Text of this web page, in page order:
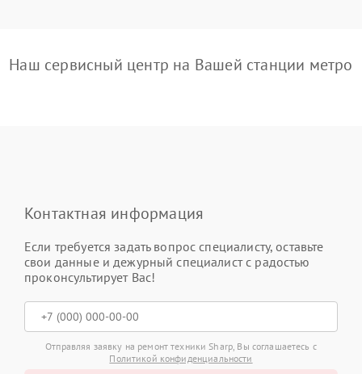
Наш сервисный центр на Вашей станции метро
Контактная информация
Если требуется задать вопрос специалисту, оставьте
свои данные и дежурный специалист с радостью
проконсультирует Вас!
Отправляя заявку на ремонт техники Sharp, Вы соглашаетесь с
Политикой конфиденциальности